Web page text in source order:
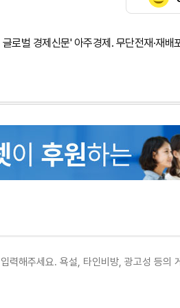
로벌 경제신문' 아주경제. 무단전재·재배